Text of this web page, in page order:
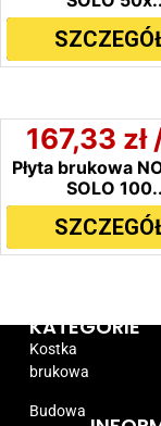
167,33 zł
Płyta brukowa
SOLO
KATEGORIE
Kostka
brukowa
Budowa